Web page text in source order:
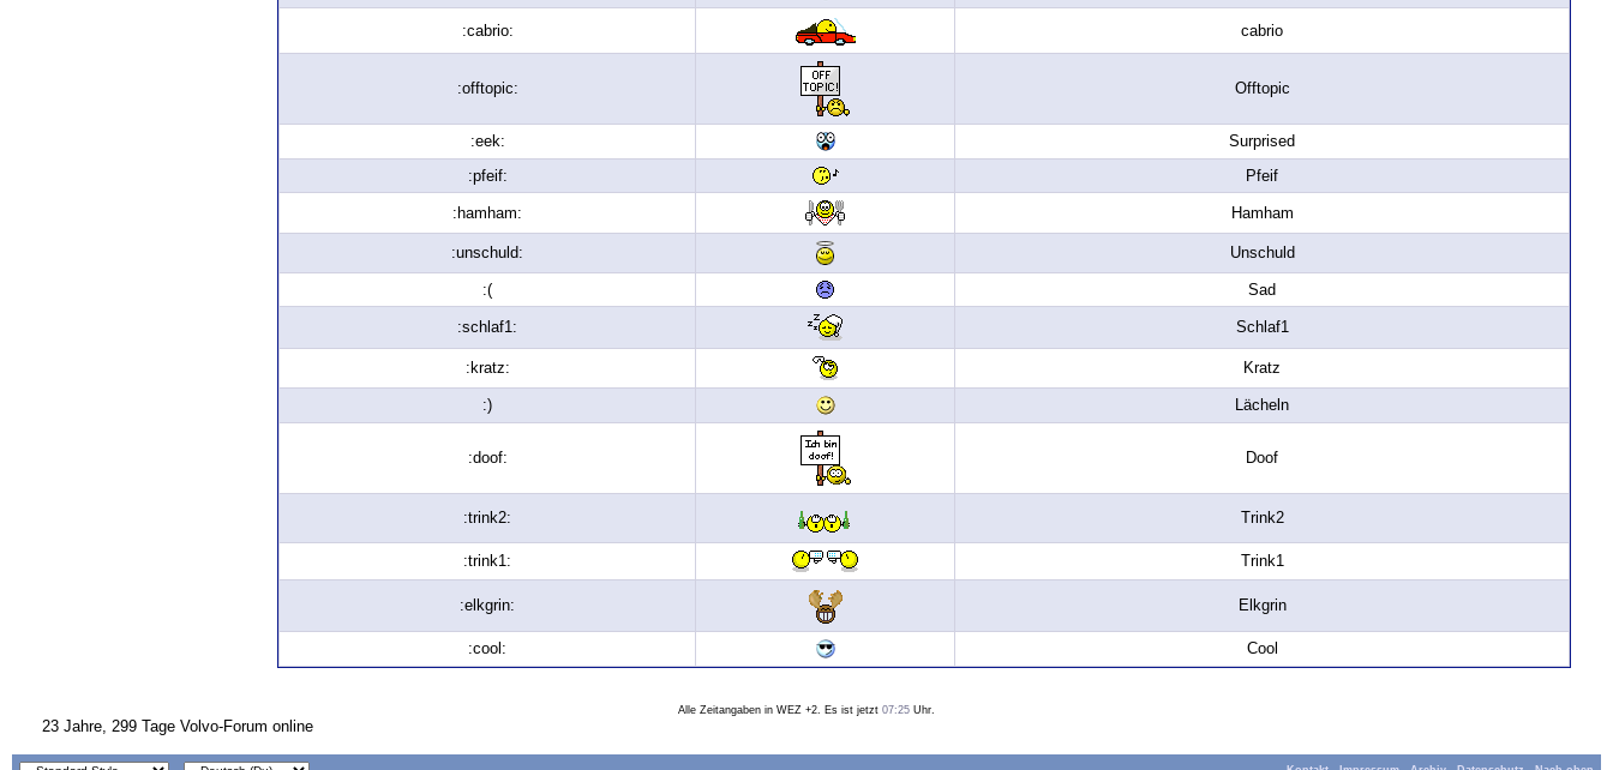
:cabrio: cabrio
:offtopic: Offtopic
:eek:
Surprised
:pfeif:
Pfeif
:hamham: Hamham
:unschuld: Unschuld
:( Sad
:schlaf1: Schlaf1
:kratz: Kratz
:) Lächeln
:doof: Doof
:trink2: Trink2
:trink1: Trink1
:elkgrin: Elkgrin
:cool: Cool
Alle Zeitangaben in WEZ +2. Es ist jetzt 07:25 Uhr.
23 Jahre, 299 Tage Volvo-Forum online